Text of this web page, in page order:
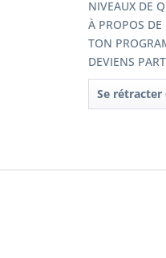
NIVEAUX DE
À PROPOS DE
TON
DEVIENS
Se